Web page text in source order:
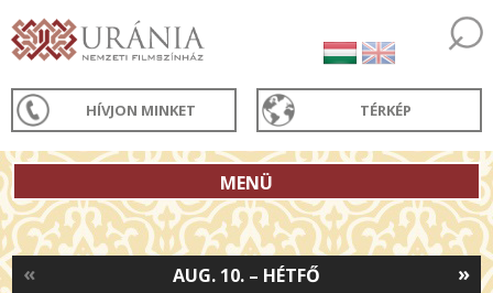
HÍVJON MINKET TÉRKÉP
MENÜ
»
AUG. 10. – HÉTFŐ
«